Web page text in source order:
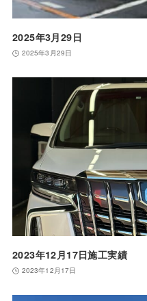
2025年3月29日
2025年3月29日
2023年12月17日施工実績
2023年12月17日